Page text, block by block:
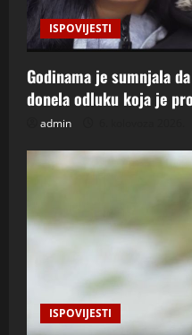
ISPOVIJESTI
Godinama je sumnjala
donela odluku koja je
admin
ISPOVIJESTI